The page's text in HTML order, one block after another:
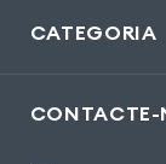
CATEGORIA
CONTACTE-